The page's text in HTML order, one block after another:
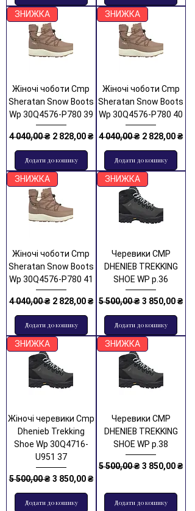
ЗНИЖКА
Жіночі чоботи Cmp
Sheratan Snow Boots
Wp 30Q4576-P780 39
Звичайна ціна
4 040,00 ₴ За розпродажем
2 828,00 ₴
Додати до кошику
ЗНИЖКА
Жіночі чоботи Cmp
Sheratan Snow Boots
Wp 30Q4576-P780 40
Звичайна ціна
4 040,00 ₴ За
2 828,00 ₴
Додати до кошику
ЗНИЖКА
Жіночі чоботи Cmp
Sheratan Snow Boots
Wp 30Q4576-P780 41
Звичайна ціна
4 040,00 ₴ За розпродажем
2 828,00 ₴
Додати до кошику
ЗНИЖКА
Черевики CMP
DHENIEB TREKKING
SHOE WP р.36
Звичайна ціна
5 500,00 ₴ За
3 850,00 ₴
Додати до кошику
ЗНИЖКА
Жіночі черевики Cmp
Dhenieb Trekking
Shoe Wp 30Q4716-
U951 37
Звичайна ціна
5 500,00 ₴ За розпродажем
3 850,00 ₴
Додати до кошику
ЗНИЖКА
Черевики CMP
DHENIEB TREKKING
SHOE WP р.38
Звичайна ціна
5 500,00 ₴ За
3 850,00 ₴
Додати до кошику